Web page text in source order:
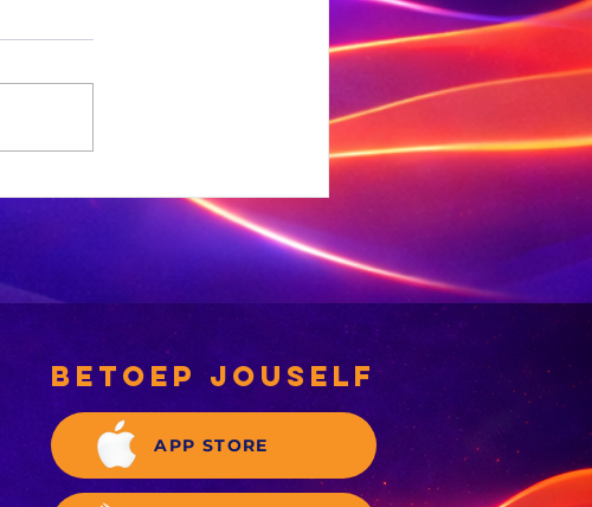
Meta moet nog
opdok nadat
kinders nie
voldoende
gewaarsku is
betoep jouself
APP STORE